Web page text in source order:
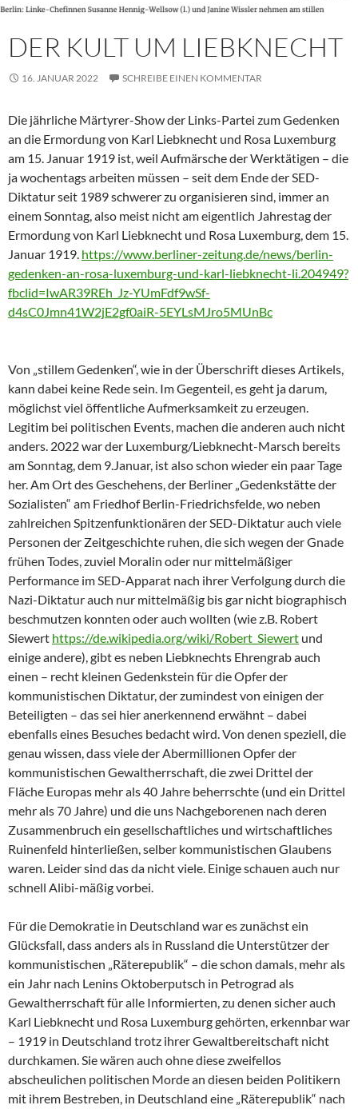
DER KULT UM LIEBKNECHT
16. JANUAR 2022 SCHREIBE EINEN KOMMENTAR
Die jährliche Märtyrer-Show der Links-Partei zum Gedenken
an die Ermordung von Karl Liebknecht und Rosa Luxemburg
am 15. Januar 1919 ist, weil Aufmärsche der Werktätigen – die
ja wochentags arbeiten müssen – seit dem Ende der SED-
Diktatur seit 1989 schwerer zu organisieren sind, immer an
einem Sonntag, also meist nicht am eigentlich Jahrestag der
Ermordung von Karl Liebknecht und Rosa Luxemburg, dem 15.
Januar 1919. https://www.berliner-zeitung.de/news/berlin-
gedenken-an-rosa-luxemburg-und-karl-liebknecht-li.204949?
fbclid=IwAR39REh_Jz-YUmFdf9wSf-
d4sC0Jmn41W2jE2gf0aiR-5EYLsMJro5MUnBc
Von „stillem Gedenken“, wie in der Überschrift dieses Artikels,
kann dabei keine Rede sein. Im Gegenteil, es geht ja darum,
möglichst viel öffentliche Aufmerksamkeit zu erzeugen.
Legitim bei politischen Events, machen die anderen auch nicht
anders. 2022 war der Luxemburg/Liebknecht-Marsch bereits
am Sonntag, dem 9.Januar, ist also schon wieder ein paar Tage
her. Am Ort des Geschehens, der Berliner „Gedenkstätte der
Sozialisten“ am Friedhof Berlin-Friedrichsfelde, wo neben
zahlreichen Spitzenfunktionären der SED-Diktatur auch viele
Personen der Zeitgeschichte ruhen, die sich wegen der Gnade
frühen Todes, zuviel Moralin oder nur mittelmäßiger
Performance im SED-Apparat nach ihrer Verfolgung durch die
Nazi-Diktatur auch nur mittelmäßig bis gar nicht biographisch
beschmutzen konnten oder auch wollten (wie z.B. Robert
Siewert https://de.wikipedia.org/wiki/Robert_Siewert und
einige andere), gibt es neben Liebknechts Ehrengrab auch
einen – recht kleinen Gedenkstein für die Opfer der
kommunistischen Diktatur, der zumindest von einigen der
Beteiligten – das sei hier anerkennend erwähnt – dabei
ebenfalls eines Besuches bedacht wird. Von denen speziell, die
genau wissen, dass viele der Abermillionen Opfer der
kommunistischen Gewaltherrschaft, die zwei Drittel der
Fläche Europas mehr als 40 Jahre beherrschte (und ein Drittel
mehr als 70 Jahre) und die uns Nachgeborenen nach deren
Zusammenbruch ein gesellschaftliches und wirtschaftliches
Ruinenfeld hinterließen, selber kommunistischen Glaubens
waren. Leider sind das da nicht viele. Einige schauen auch nur
schnell Alibi-mäßig vorbei.
Für die Demokratie in Deutschland war es zunächst ein
Glücksfall, dass anders als in Russland die Unterstützer der
kommunistischen „Räterepublik“ – die schon damals, mehr als
ein Jahr nach Lenins Oktoberputsch in Petrograd als
Gewaltherrschaft für alle Informierten, zu denen sicher auch
Karl Liebknecht und Rosa Luxemburg gehörten, erkennbar war
– 1919 in Deutschland trotz ihrer Gewaltbereitschaft nicht
durchkamen. Sie wären auch ohne diese zweifellos
abscheulichen politischen Morde an diesen beiden Politikern
mit ihrem Bestreben, in Deutschland eine „Räterepublik“ nach